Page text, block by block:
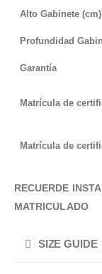
Alto Gabinete (cm)
Profundidad
Garantía
Matrícula de
Matrícula de
RECUERDE
MATRICULADO
SIZE GUIDE